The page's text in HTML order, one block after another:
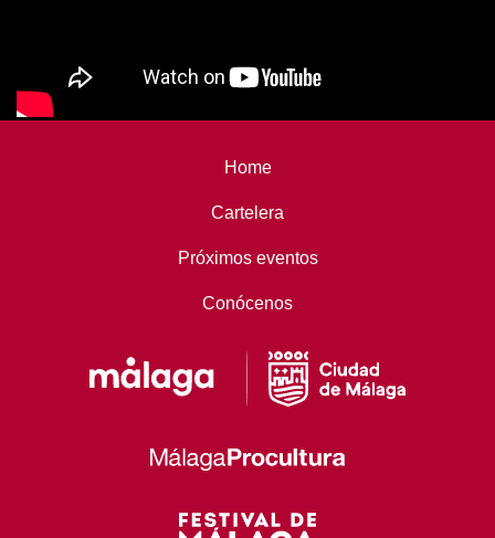
Home
Cartelera
Próximos eventos
Conócenos